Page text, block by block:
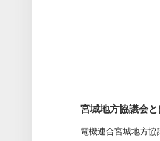
宮城地方協議会と
電機連合宮城地方